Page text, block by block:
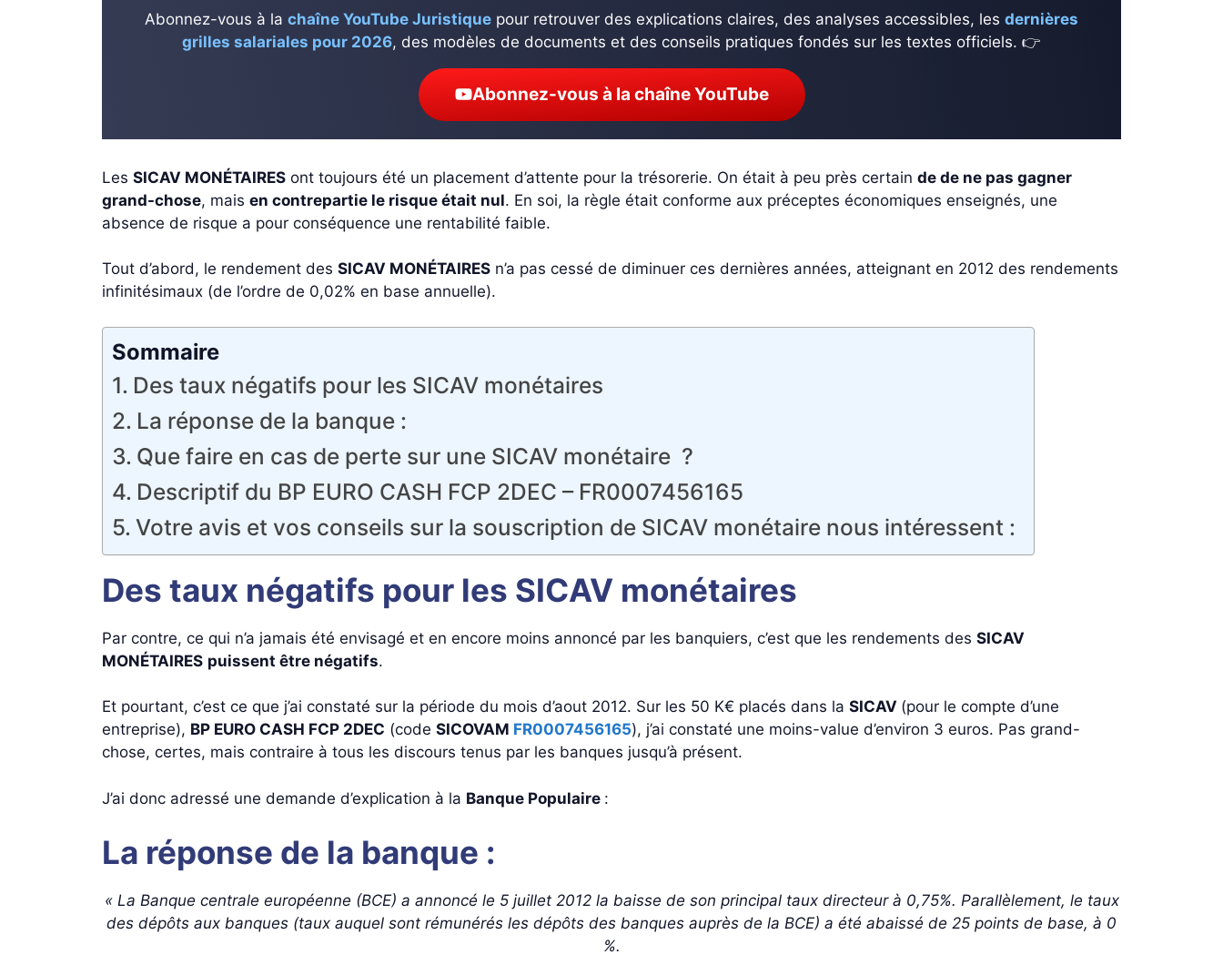
Abonnez-vous à la chaîne YouTube Juristique pour retrouver des explications claires, des analyses accessibles, les dernières
grilles salariales pour 2026, des modèles de documents et des conseils pratiques fondés sur les textes officiels. 👉
Abonnez-vous à la chaîne YouTube
Les SICAV MONÉTAIRES ont toujours été un placement d’attente pour la trésorerie. On était à peu près certain de de ne pas gagner
grand-chose, mais en contrepartie le risque était nul. En soi, la règle était conforme aux préceptes économiques enseignés, une
absence de risque a pour conséquence une rentabilité faible.
Tout d’abord, le rendement des SICAV MONÉTAIRES n’a pas cessé de diminuer ces dernières années, atteignant en 2012 des rendements
infinitésimaux (de l’ordre de 0,02% en base annuelle).
Sommaire
Des taux négatifs pour les SICAV monétaires
La réponse de la banque :
Que faire en cas de perte sur une SICAV monétaire ?
Descriptif du BP EURO CASH FCP 2DEC – FR0007456165
Votre avis et vos conseils sur la souscription de SICAV monétaire nous intéressent :
Des taux négatifs pour les SICAV monétaires
Par contre, ce qui n’a jamais été envisagé et en encore moins annoncé par les banquiers, c’est que les rendements des SICAV
MONÉTAIRES puissent être négatifs.
Et pourtant, c’est ce que j’ai constaté sur la période du mois d’aout 2012. Sur les 50 K€ placés dans la SICAV (pour le compte d’une
entreprise), BP EURO CASH FCP 2DEC (code SICOVAM FR0007456165), j’ai constaté une moins-value d’environ 3 euros. Pas grand-
chose, certes, mais contraire à tous les discours tenus par les banques jusqu’à présent.
J’ai donc adressé une demande d’explication à la Banque Populaire :
La réponse de la banque :
« La Banque centrale européenne (BCE) a annoncé le 5 juillet 2012 la baisse de son principal taux directeur à 0,75%. Parallèlement, le taux
des dépôts aux banques (taux auquel sont rémunérés les dépôts des banques auprès de la BCE) a été abaissé de 25 points de base, à 0
%.